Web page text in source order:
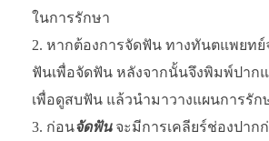
ในการรักษา
หากต้องการจัดฟัน ทางทันตแพยทย์
ฟันเพื่อจัดฟัน หลังจากนั้นจึงพิมพ์ปากแ
เพื่อดูสบฟัน แล้วนำมาวางแผนการรัก
ก่อนจัดฟันจะมีการเคลียร์ช่องปาก